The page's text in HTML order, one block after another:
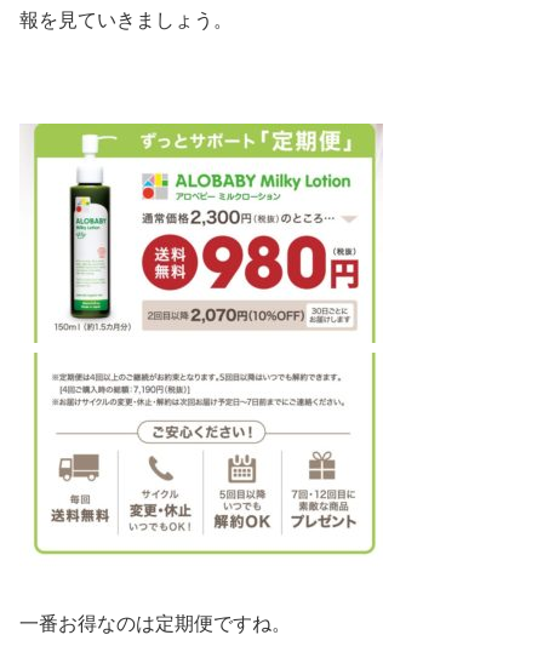
報を見ていきましょう。
一番お得なのは定期便ですね。